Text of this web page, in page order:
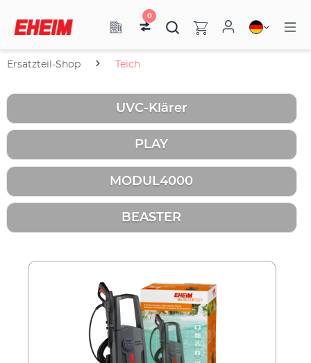
0
Ersatzteil-Shop Teich
UVC-Klärer
PLAY
MODUL4000
BEASTER